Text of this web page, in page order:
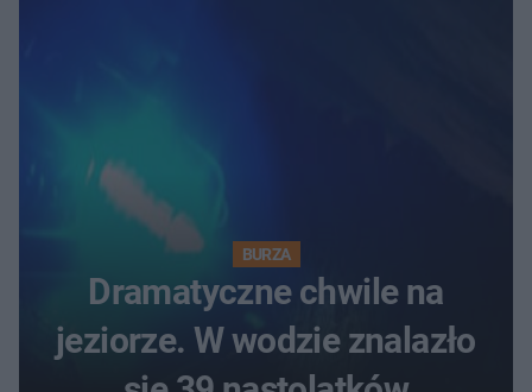
BURZA
Dramatyczne chwile na
jeziorze. W wodzie znalazło